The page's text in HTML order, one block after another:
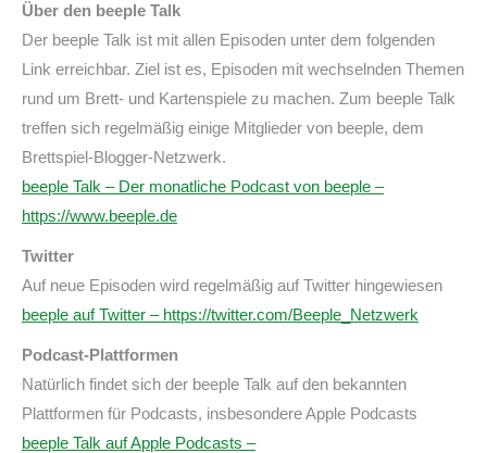
Über den beeple Talk
Der beeple Talk ist mit allen Episoden unter dem folgenden
Link erreichbar. Ziel ist es, Episoden mit wechselnden Themen
rund um Brett- und Kartenspiele zu machen. Zum beeple Talk
treffen sich regelmäßig einige Mitglieder von beeple, dem
Brettspiel-Blogger-Netzwerk.
beeple Talk – Der monatliche Podcast von beeple –
https://www.beeple.de
Twitter
Auf neue Episoden wird regelmäßig auf Twitter hingewiesen
beeple auf Twitter – https://twitter.com/Beeple_Netzwerk
Podcast-Plattformen
Natürlich findet sich der beeple Talk auf den bekannten
Plattformen für Podcasts, insbesondere Apple Podcasts
beeple Talk auf Apple Podcasts –